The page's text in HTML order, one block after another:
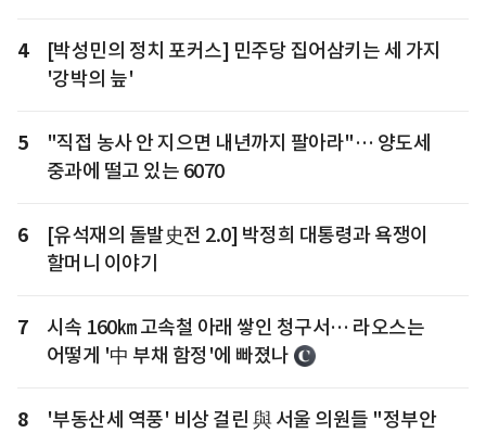
4
[박성민의 정치 포커스] 민주당 집어삼키는 세 가지
'강박의 늪'
5
"직접 농사 안 지으면 내년까지 팔아라"… 양도세
중과에 떨고 있는 6070
6
[유석재의 돌발史전 2.0] 박정희 대통령과 욕쟁이
할머니 이야기
7
시속 160㎞ 고속철 아래 쌓인 청구서… 라오스는
어떻게 '中 부채 함정'에 빠졌나
8
'부동산세 역풍' 비상 걸린 與 서울 의원들 "정부안